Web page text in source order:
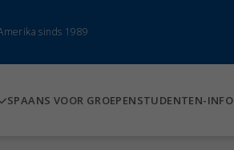
sinds 1989
SPAANS VOOR GROEPENSTUDENTEN-INFO